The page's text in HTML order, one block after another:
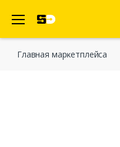
Главная марĸетплейса